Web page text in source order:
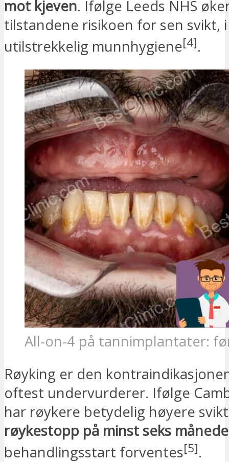
mot kjeven. Ifølge Leeds NHS
tilstandene risikoen for sen svikt,
utilstrekkelig munnhygiene[4].
All-on-4 på tannimplantater:
Røyking er den
oftest undervurderer. Ifølge
har røykere betydelig høyere
røykestopp på minst seks
behandlingsstart forventes[5].